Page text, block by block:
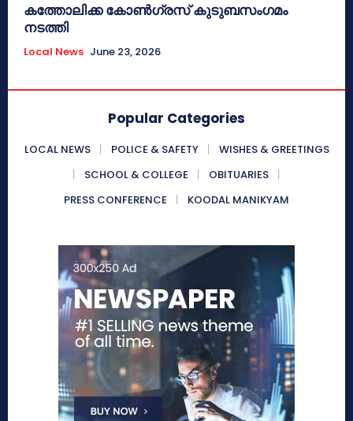
കത്തോലിക്ക കോൺഗ്രസ് കുടുബസംഗമം
നടത്തി
Local News June 23, 2026
Popular Categories
LOCAL NEWS POLICE & SAFETY
WISHES & GREETINGS
SCHOOL & COLLEGE
OBITUARIES
PRESS CONFERENCE
KOODAL MANIKYAM